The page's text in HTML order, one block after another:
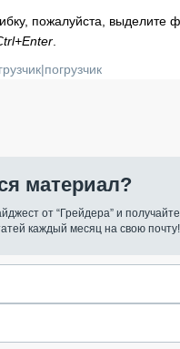
пожалуйста, выделите
|погрузчик
материал?
от “Грейдера” и получайте
каждый месяц на свою почту!